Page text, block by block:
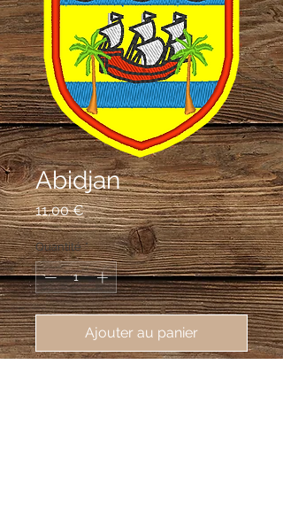
Abidjan
11,00 €Prix
Quantité *
Ajouter au panier